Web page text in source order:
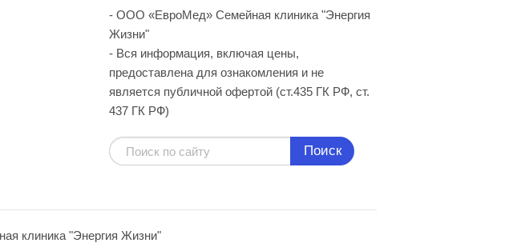
- ООО «ЕвроМед» Семейная клиника "Энергия
Жизни"
- Вся информация, включая цены,
предоставлена для ознакомления и не
является публичной офертой (ст.435 ГК РФ, cт.
437 ГК РФ)
Поиск
клиника "Энергия Жизни"